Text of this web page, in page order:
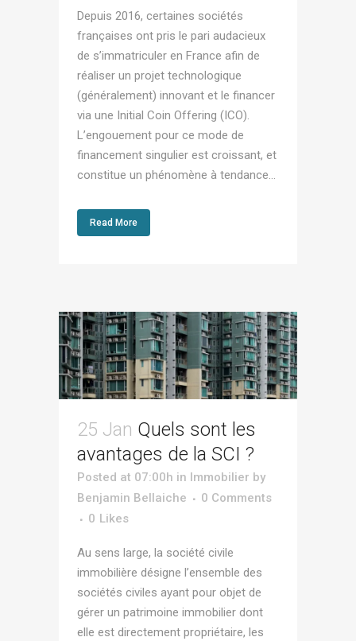
Depuis 2016, certaines sociétés
françaises ont pris le pari audacieux
de s’immatriculer en France afin de
réaliser un projet technologique
(généralement) innovant et le financer
via une Initial Coin Offering (ICO).
L’engouement pour ce mode de
financement singulier est croissant, et
constitue un phénomène à tendance...
Read More
25 Jan Quels sont les
avantages de la SCI ?
Posted at 07:00h in Immobilier by
Benjamin Bellaiche
0 Comments
0 Likes
Au sens large, la société civile
immobilière désigne l’ensemble des
sociétés civiles ayant pour objet de
gérer un patrimoine immobilier dont
elle est directement propriétaire, les